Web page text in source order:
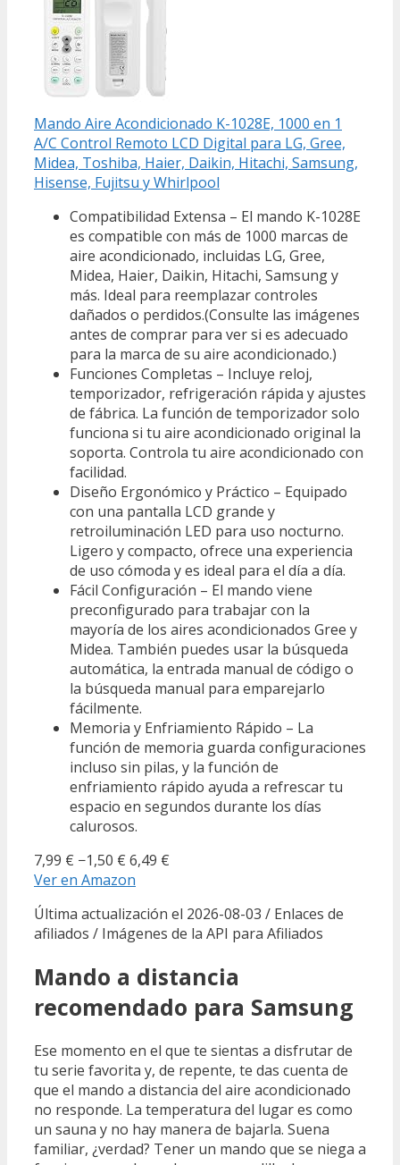
Mando Aire Acondicionado K-1028E, 1000 en 1
A/C Control Remoto LCD Digital para LG, Gree,
Midea, Toshiba, Haier, Daikin, Hitachi, Samsung,
Hisense, Fujitsu y Whirlpool
Compatibilidad Extensa – El mando K-1028E
es compatible con más de 1000 marcas de
aire acondicionado, incluidas LG, Gree,
Midea, Haier, Daikin, Hitachi, Samsung y
más. Ideal para reemplazar controles
dañados o perdidos.(Consulte las imágenes
antes de comprar para ver si es adecuado
para la marca de su aire acondicionado.)
Funciones Completas – Incluye reloj,
temporizador, refrigeración rápida y ajustes
de fábrica. La función de temporizador solo
funciona si tu aire acondicionado original la
soporta. Controla tu aire acondicionado con
facilidad.
Diseño Ergonómico y Práctico – Equipado
con una pantalla LCD grande y
retroiluminación LED para uso nocturno.
Ligero y compacto, ofrece una experiencia
de uso cómoda y es ideal para el día a día.
Fácil Configuración – El mando viene
preconfigurado para trabajar con la
mayoría de los aires acondicionados Gree y
Midea. También puedes usar la búsqueda
automática, la entrada manual de código o
la búsqueda manual para emparejarlo
fácilmente.
Memoria y Enfriamiento Rápido – La
función de memoria guarda configuraciones
incluso sin pilas, y la función de
enfriamiento rápido ayuda a refrescar tu
espacio en segundos durante los días
calurosos.
7,99 € −1,50 € 6,49 €
Ver en Amazon
Última actualización el 2026-08-03 / Enlaces de
afiliados / Imágenes de la API para Afiliados
Mando a distancia
recomendado para Samsung
Ese momento en el que te sientas a disfrutar de
tu serie favorita y, de repente, te das cuenta de
que el mando a distancia del aire acondicionado
no responde. La temperatura del lugar es como
un sauna y no hay manera de bajarla. Suena
familiar, ¿verdad? Tener un mando que se niega a